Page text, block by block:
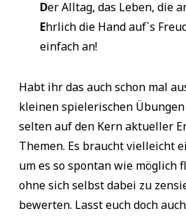
Der Alltag, das Leben, die
Ehrlich die Hand auf`s
einfach an!
Habt ihr das auch schon mal
kleinen spielerischen
selten auf den Kern aktueller
Themen. Es braucht vielleicht
um es so spontan wie möglich
ohne sich selbst dabei zu
bewerten. Lasst euch doch